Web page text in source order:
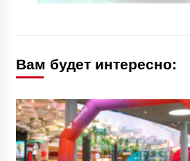
Вам будет интересно: